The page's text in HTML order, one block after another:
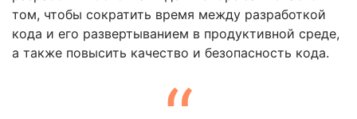
том, чтобы сократить время между разработкой
кода и его развертыванием в продуктивной среде,
а также повысить качество и безопасность кода.